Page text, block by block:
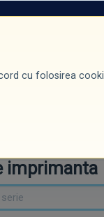
imprimanta
cu folosirea